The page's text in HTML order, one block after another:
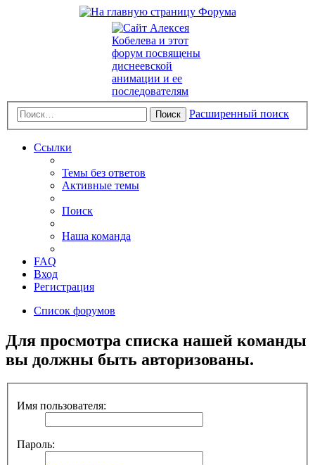
Поиск Расширенный поиск
Ссылки
Темы без ответов
Активные темы
Поиск
Наша команда
FAQ
Вход
Регистрация
Список форумов
Для просмотра списка нашей команды
вы должны быть авторизованы.
Имя пользователя:
Пароль: